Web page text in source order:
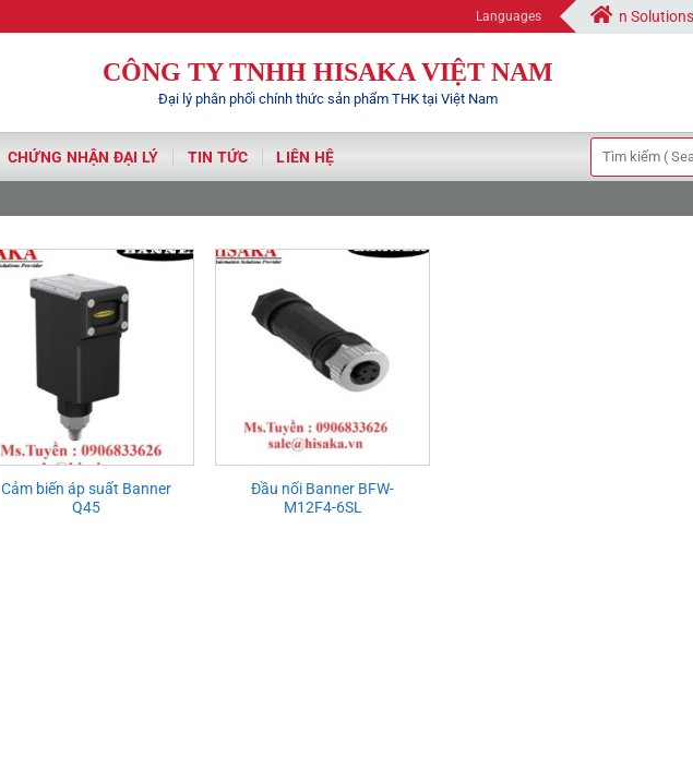
Languages
Hisaka | Your Automation Solutions Provider
CÔNG TY TNHH HISAKA VIỆT NAM
Đại lý phân phối chính thức sản phẩm THK tại Việt Nam
CHỨNG NHẬN ĐẠI LÝ TIN TỨC LIÊN HỆ
Tìm
kiếm:
Cảm biến áp suất Banner
Q45
Đầu nối Banner BFW-
M12F4-6SL